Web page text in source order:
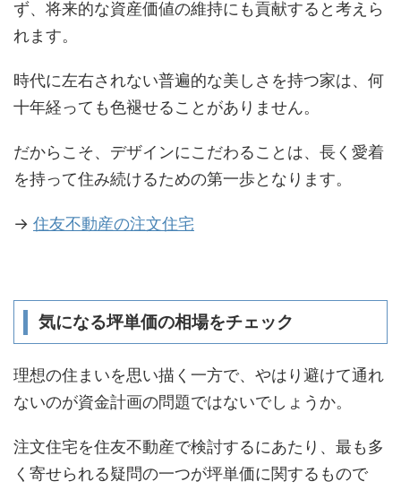
ず、将来的な資産価値の維持にも貢献すると考えら
れます。
時代に左右されない普遍的な美しさを持つ家は、何
十年経っても色褪せることがありません。
だからこそ、デザインにこだわることは、長く愛着
を持って住み続けるための第一歩となります。
→ 住友不動産の注文住宅
気になる坪単価の相場をチェック
理想の住まいを思い描く一方で、やはり避けて通れ
ないのが資金計画の問題ではないでしょうか。
注文住宅を住友不動産で検討するにあたり、最も多
く寄せられる疑問の一つが坪単価に関するもので